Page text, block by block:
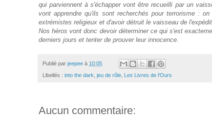
qui parviennent à s'échapper vont être recueilli par un
vont apprendre qu'ils sont recherchés pour terrorisme :
extrémistes religieux et d'avoir détruit le vaisseau de
Nos héros vont donc devoir déterminer ce qui s'est
derniers jours et tenter de prouver leur innocence.
Publié par jeepee à 10:05
Libellés : into the dark jeu de rôle Les Livres de l'Ours
Aucun commentaire: